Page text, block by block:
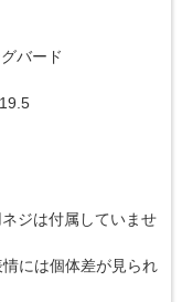
バード
ジは付属していませ
には個体差が見られ